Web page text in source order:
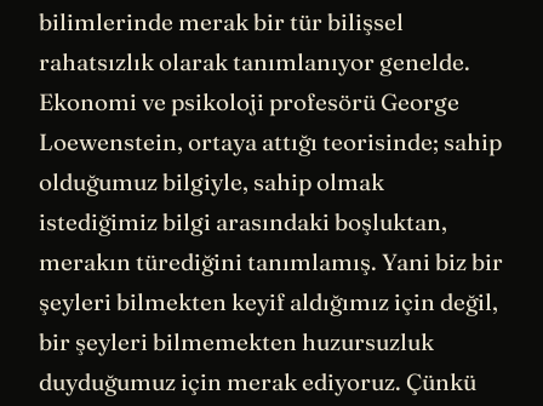
bilimlerinde merak bir tür bilişsel
rahatsızlık olarak tanımlanıyor genelde.
Ekonomi ve psikoloji profesörü George
Loewenstein, ortaya attığı teorisinde; sahip
olduğumuz bilgiyle, sahip olmak
istediğimiz bilgi arasındaki boşluktan,
merakın türediğini tanımlamış. Yani biz bir
şeyleri bilmekten keyif aldığımız için değil,
bir şeyleri bilmemekten huzursuzluk
duyduğumuz için merak ediyoruz. Çünkü